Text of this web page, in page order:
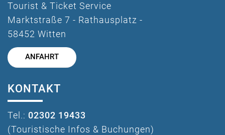
Tourist & Ticket Service
Marktstraße 7 - Rathausplatz -
58452 Witten
ANFAHRT
KONTAKT
Tel.: 02302 19433
(Touristische Infos & Buchungen)